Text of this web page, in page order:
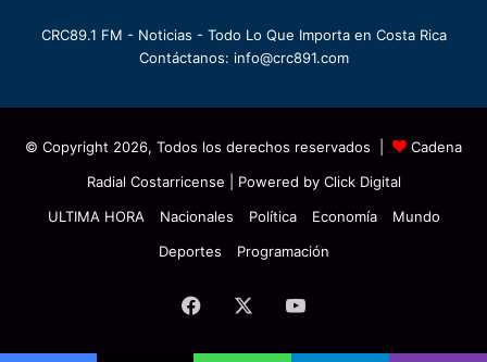
CRC89.1 FM - Noticias - Todo Lo Que Importa en Costa Rica
Contáctanos: info@crc891.com
© Copyright 2026, Todos los derechos reservados |
Cadena
Radial Costarricense | Powered by Click Digital
ULTIMA HORA
Nacionales Política Economía
Mundo
Deportes
Programación
Facebook YouTube